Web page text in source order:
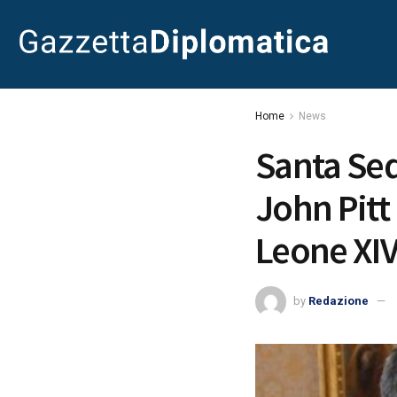
Home News
Santa
John Pitt
Leone
by Redazione